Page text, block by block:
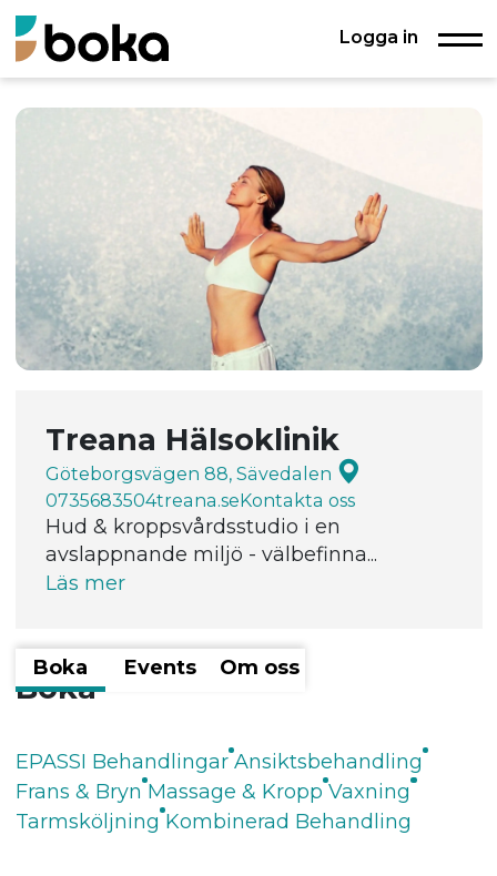
Logga in
Treana Hälsoklinik
Göteborgsvägen 88, Sävedalen
0735683504treana.seKontakta oss
Hud & kroppsvårdsstudio i en
avslappnande miljö - välbefinna...
Läs mer
Boka Events Om oss
Boka
EPASSI Behandlingar Ansiktsbehandling
Frans & Bryn Massage & Kropp Vaxning
Tarmsköljning Kombinerad Behandling